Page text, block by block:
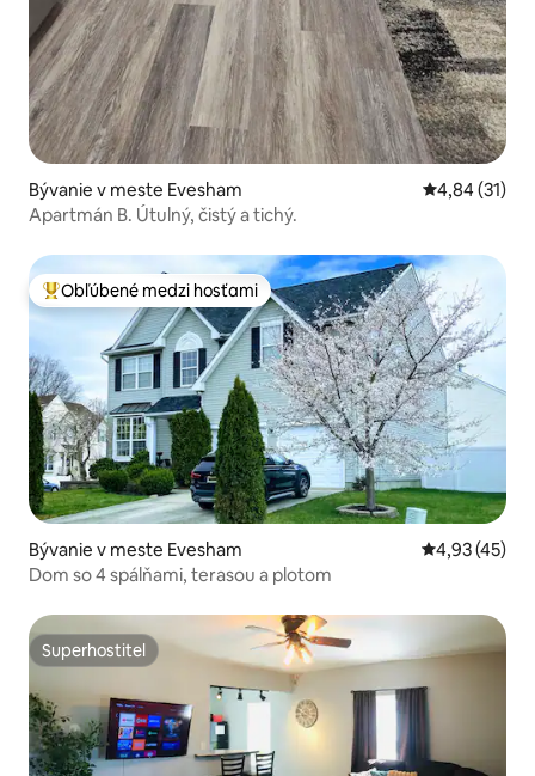
Bývanie v meste Evesham Priemerné
4,84 (31)
Apartmán B. Útulný, čistý a tichý.
Najobľúbenejšie medzi hosťami
Obľúbené medzi hosťami
Bývanie v meste Evesham Priemerné
4,93 (45)
Dom so 4 spálňami, terasou a plotom
Superhostiteľ
Superhostiteľ